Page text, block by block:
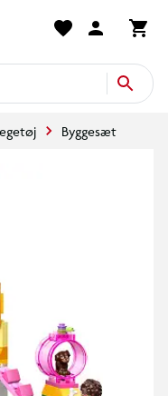
Byggesæt